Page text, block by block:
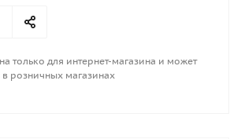
только для интернет-магазина и может
в розничных магазинах